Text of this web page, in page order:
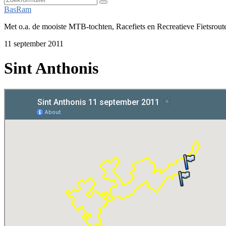
Zoeken
BasRam
Met o.a. de mooiste MTB-tochten, Racefiets en Recreatieve
11 september 2011
Sint Anthonis